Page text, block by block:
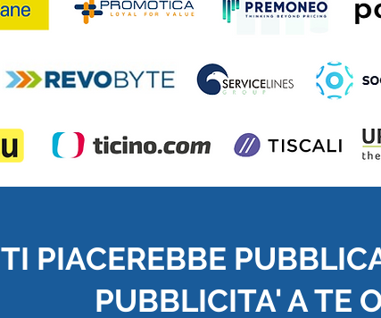
TI PIACEREBBE
PUBBLICITA' A TE